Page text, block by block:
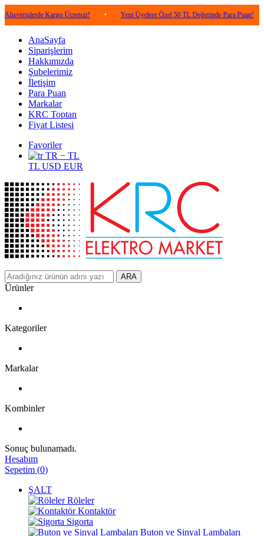
Kargo Ücretsiz! • Yeni Üyelere Özel 50 TL Değerinde Para Puan! •
AnaSayfa
Siparişlerim
Hakkımızda
Şubelerimiz
İletişim
Para Puan
Markalar
KRC Toptan
Fiyat Listesi
Favoriler
TR − TL
TL USD EUR
ARA
Ürünler
Kategoriler
Markalar
Kombinler
Sonuç bulunamadı.
Hesabım
Sepetim (0)
ŞALT
Röleler
Kontaktör
Sigorta
Buton ve Sinyal Lambaları